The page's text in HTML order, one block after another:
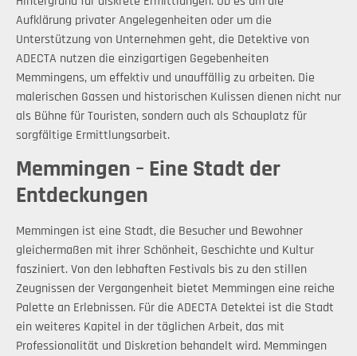
Aufklärung privater Angelegenheiten oder um die
Unterstützung von Unternehmen geht, die Detektive von
ADECTA nutzen die einzigartigen Gegebenheiten
Memmingens, um effektiv und unauffällig zu arbeiten. Die
malerischen Gassen und historischen Kulissen dienen nicht nur
als Bühne für Touristen, sondern auch als Schauplatz für
sorgfältige Ermittlungsarbeit.
Memmingen – Eine Stadt der
Entdeckungen
Memmingen ist eine Stadt, die Besucher und Bewohner
gleichermaßen mit ihrer Schönheit, Geschichte und Kultur
fasziniert. Von den lebhaften Festivals bis zu den stillen
Zeugnissen der Vergangenheit bietet Memmingen eine reiche
Palette an Erlebnissen. Für die ADECTA Detektei ist die Stadt
ein weiteres Kapitel in der täglichen Arbeit, das mit
Professionalität und Diskretion behandelt wird. Memmingen